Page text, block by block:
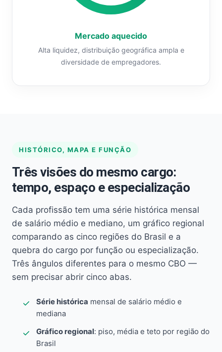
Mercado aquecido
Alta liquidez, distribuição geográfica ampla e
diversidade de empregadores.
HISTÓRICO, MAPA E FUNÇÃO
Três visões do mesmo cargo:
tempo, espaço e especialização
Cada profissão tem uma série histórica mensal
de salário médio e mediano, um gráfico regional
comparando as cinco regiões do Brasil e a
quebra do cargo por função ou especialização.
Três ângulos diferentes para o mesmo CBO —
sem precisar abrir cinco abas.
Série histórica mensal de salário médio e
mediana
Gráfico regional: piso, média e teto por região do
Brasil